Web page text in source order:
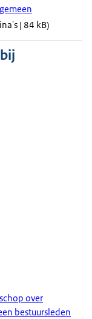
| 84 kB)
over
bestuursleden